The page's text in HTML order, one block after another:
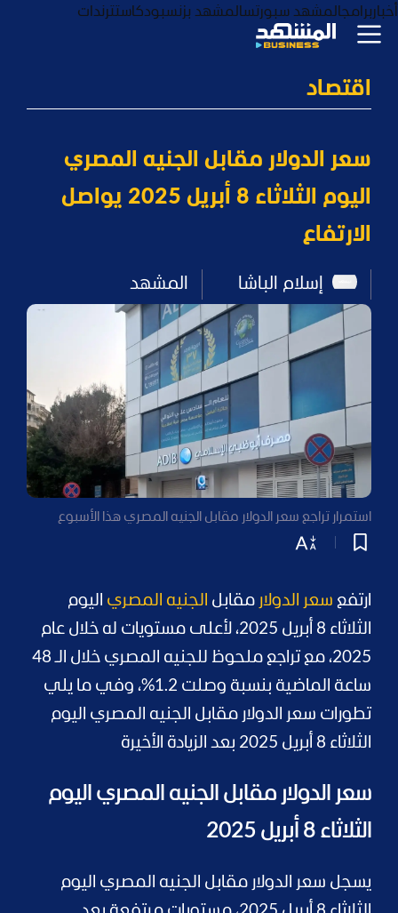
أخبار برامجالمشهد سبورتسالمشهد بزنسبودكاستترندات
اقتصاد
سعر الدولار مقابل الجنيه المصري
اليوم الثلاثاء 8 أبريل 2025 يواصل
الارتفاع
إسلام الباشا المشهد
استمرار تراجع سعر الدولار مقابل الجنيه المصري هذا الأسبوع
ارتفع سعر الدولار مقابل الجنيه المصري اليوم
الثلاثاء 8 أبريل 2025، لأعلى مستويات له خلال عام
2025، مع تراجع ملحوظ للجنيه المصري خلال الـ 48
ساعة الماضية بنسبة وصلت 1.2%، وفي ما يلي
تطورات سعر الدولار مقابل الجنيه المصري اليوم
الثلاثاء 8 أبريل 2025 بعد الزيادة الأخيرة
سعر الدولار مقابل الجنيه المصري اليوم
الثلاثاء 8 أبريل 2025
يسجل سعر الدولار مقابل الجنيه المصري اليوم